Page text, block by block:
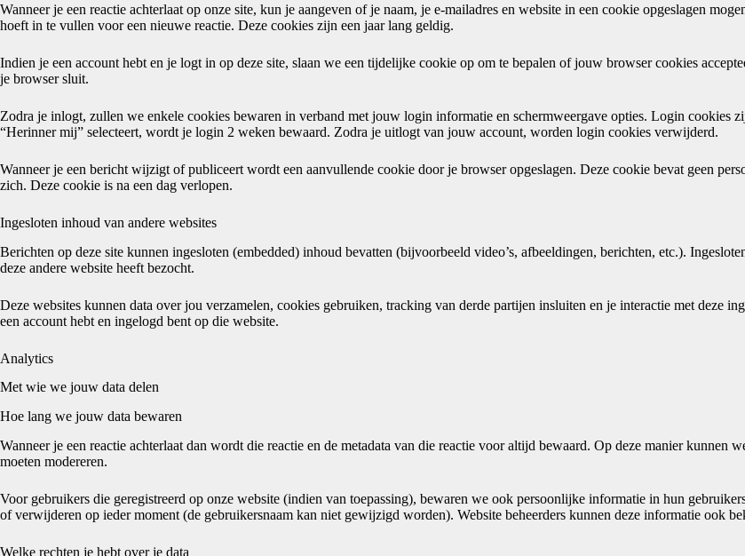
Wanneer je een reactie achterlaat op onze site, kun je aangeven of je naam, je e-mailadres en website in een cookie opgeslagen
hoeft in te vullen voor een nieuwe reactie. Deze cookies zijn een jaar lang geldig.
Indien je een account hebt en je logt in op deze site, slaan we een tijdelijke cookie op om te bepalen of jouw browser cookies
je browser sluit.
Zodra je inlogt, zullen we enkele cookies bewaren in verband met jouw login informatie en schermweergave opties. Login cookies
“Herinner mij” selecteert, wordt je login 2 weken bewaard. Zodra je uitlogt van jouw account, worden login cookies verwijderd.
Wanneer je een bericht wijzigt of publiceert wordt een aanvullende cookie door je browser opgeslagen. Deze cookie bevat geen
zich. Deze cookie is na een dag verlopen.
Ingesloten inhoud van andere websites
Berichten op deze site kunnen ingesloten (embedded) inhoud bevatten (bijvoorbeeld video’s, afbeeldingen, berichten, etc.).
deze andere website heeft bezocht.
Deze websites kunnen data over jou verzamelen, cookies gebruiken, tracking van derde partijen insluiten en je interactie met deze
een account hebt en ingelogd bent op die website.
Analytics
Met wie we jouw data delen
Hoe lang we jouw data bewaren
Wanneer je een reactie achterlaat dan wordt die reactie en de metadata van die reactie voor altijd bewaard. Op deze manier kunnen
moeten modereren.
Voor gebruikers die geregistreerd op onze website (indien van toepassing), bewaren we ook persoonlijke informatie in hun
of verwijderen op ieder moment (de gebruikersnaam kan niet gewijzigd worden). Website beheerders kunnen deze informatie ook
Welke rechten je hebt over je data